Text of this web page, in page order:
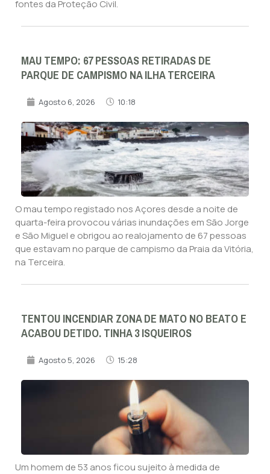
fontes da Proteção Civil.
MAU TEMPO: 67 PESSOAS RETIRADAS DE
PARQUE DE CAMPISMO NA ILHA TERCEIRA
Agosto 6, 2026 10:18
O mau tempo registado nos Açores desde a noite de
quarta-feira provocou várias inundações em São Jorge
e São Miguel e obrigou ao realojamento de 67 pessoas
que estavam no parque de campismo da Praia da Vitória,
na Terceira.
TENTOU INCENDIAR ZONA DE MATO NO BEATO E
ACABOU DETIDO. TINHA 3 ISQUEIROS
Agosto 5, 2026 15:28
Um homem de 53 anos ficou sujeito à medida de